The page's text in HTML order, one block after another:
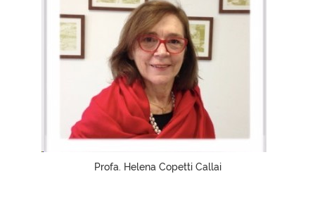
Profa. Helena Copetti Callai